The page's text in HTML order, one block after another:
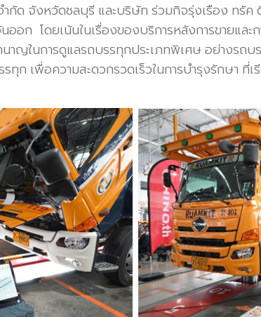
ด จังหวัดชลบุรี และบริษัท ร่วมกิจรุ่งเรือง ทรัค
อก โดยเน้นในเรื่องของบริการหลังการขายแล
าญในการดูแลรถบรรทุกประเภทพิเศษ อย่างรถบ
เพื่อความสะดวกรวดเร็วในการบำรุงรักษา ที่เ